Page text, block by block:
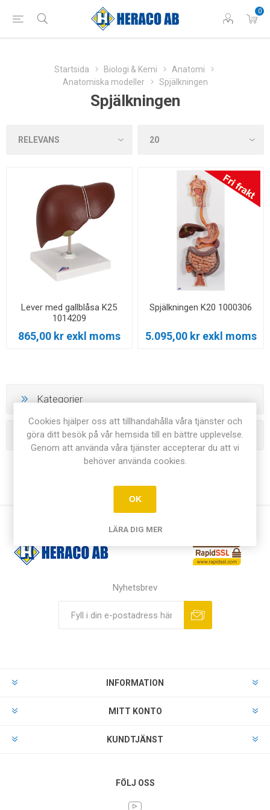
0
Startsida Biologi & Kemi
Anatomi
Anatomiska modeller
Spjälkningen
Spjälkningen
Lever med gallblåsa K25
1014209
865,00 kr exkl moms
Spjälkningen K20 1000306
5.095,00 kr exkl moms
Kategorier
Tillverkare
Nyhetsbrev
INFORMATION
MITT KONTO
KUNDTJÄNST
FÖLJ OSS
Cookies hjälper oss att tillhandahålla våra tjänster och
göra ditt besök på vår hemsida till en bättre upplevelse.
Genom att använda våra tjänster accepterar du att vi
behöver använda cookies.
OK
LÄRA DIG MER